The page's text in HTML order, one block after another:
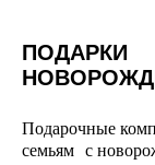
ПОДАРКИ
Подарочные
семьям с